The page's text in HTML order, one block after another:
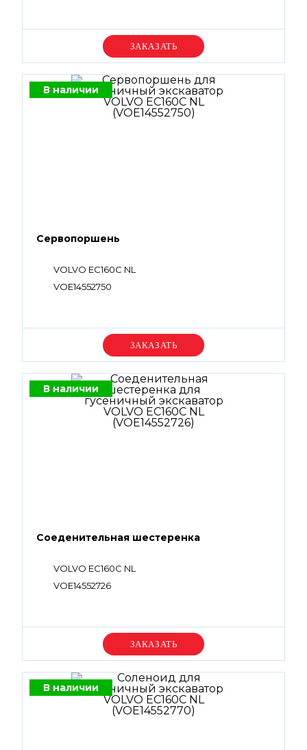
Уточняйте цену
В наличии
Сервопоршень
VOLVO EC160C NL
VOE14552750
Уточняйте цену
В наличии
Соеденительная шестеренка
VOLVO EC160C NL
VOE14552726
Уточняйте цену
В наличии